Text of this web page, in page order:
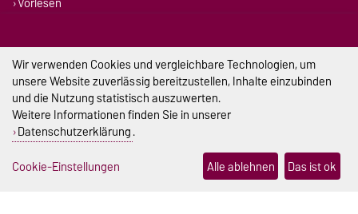
Impressum
Datenschutz
Cookie-Einstellungen
Wir verwenden Cookies und vergleichbare Technologien, um
unsere Website zuverlässig bereitzustellen, Inhalte einzubinden
und die Nutzung statistisch auszuwerten.
Weitere Informationen finden Sie in unserer
Datenschutzerklärung.
Cookie-Einstellungen
Alle ablehnen Das ist ok